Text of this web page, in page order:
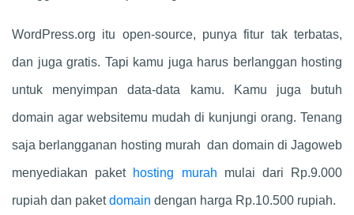
WordPress.org itu open-source, punya fitur tak terbatas,
dan juga gratis. Tapi kamu juga harus berlanggan hosting
untuk menyimpan data-data kamu. Kamu juga butuh
domain agar websitemu mudah di kunjungi orang. Tenang
saja berlangganan hosting murah dan domain di Jagoweb
menyediakan paket hosting murah mulai dari Rp.9.000
rupiah dan paketdomain dengan harga Rp.10.500 rupiah.